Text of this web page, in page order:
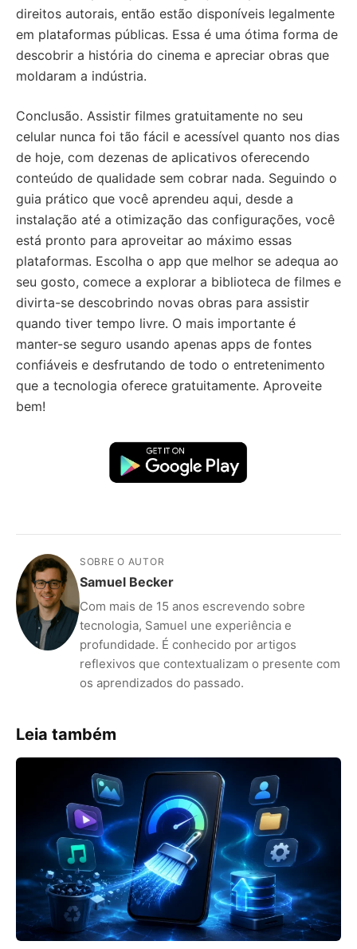
direitos autorais, então estão disponíveis legalmente
em plataformas públicas. Essa é uma ótima forma de
descobrir a história do cinema e apreciar obras que
moldaram a indústria.
Conclusão. Assistir filmes gratuitamente no seu
celular nunca foi tão fácil e acessível quanto nos dias
de hoje, com dezenas de aplicativos oferecendo
conteúdo de qualidade sem cobrar nada. Seguindo o
guia prático que você aprendeu aqui, desde a
instalação até a otimização das configurações, você
está pronto para aproveitar ao máximo essas
plataformas. Escolha o app que melhor se adequa ao
seu gosto, comece a explorar a biblioteca de filmes e
divirta-se descobrindo novas obras para assistir
quando tiver tempo livre. O mais importante é
manter-se seguro usando apenas apps de fontes
confiáveis e desfrutando de todo o entretenimento
que a tecnologia oferece gratuitamente. Aproveite
bem!
SOBRE O AUTOR
Samuel Becker
Com mais de 15 anos escrevendo sobre
tecnologia, Samuel une experiência e
profundidade. É conhecido por artigos
reflexivos que contextualizam o presente com
os aprendizados do passado.
Leia também